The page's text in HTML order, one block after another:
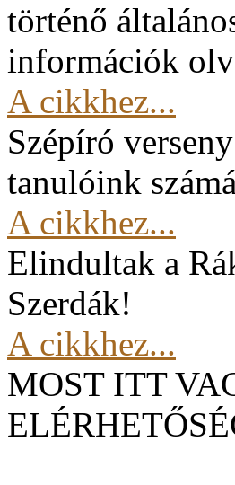
történő
információk
A cikkhez...
Szépíró verseny
tanulóink
A cikkhez...
Elindultak a
Szerdák!
A cikkhez...
MOST ITT